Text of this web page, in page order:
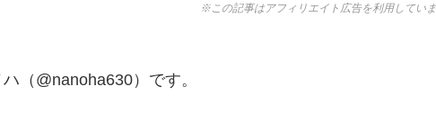
※この記事はアフィリエイト広告を利用していま
（@nanoha630）です。